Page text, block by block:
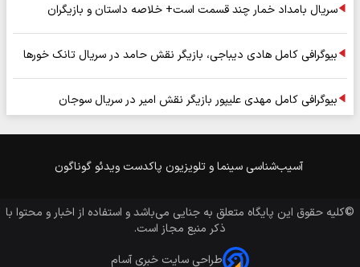
سریال بامداد خمار چند قسمت است+ خلاصه داستان و بازیگران
بیوگرافی کامل هادی دیباجی، بازیگر نقش حامد در سریال تانک خورها
بیوگرافی کامل مهدی علیپور بازیگر نقش امیر در سریال سوجان
آسیب‌شناسی سینما و تلویزیون پاکدست ویدئو گوناگون
©کلیه حقوق این پایگاه متعلق به جنایی می‌باشد و استفاده از اخبار و محتوا با
ذکر منبع مجاز است.
طراحی سایت خبری آسام